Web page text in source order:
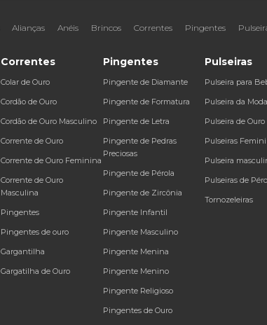
Alianças Anéis Brincos Correntes Pingentes
Correntes
Colar de Ouro
Cordão de Ouro
Cordão de Ouro Masculino
Corrente de Ouro
Corrente de Ouro Feminina
Corrente de Ouro
Masculina
Pingentes
Pingentes de ouro
Gargantilha
Gargatilha de Ouro
Pingentes
Pingente de Diamante
Pingente de Formatura
Pingente de Letra
Pingente de Pedras
Preciosas
Pingente de Pérola
Pingente de Zircônia
Pingente Infantil
Pingente Masculino
Pingente Menina
Pingente Menino
Pingente Religioso
Pingentes de Ouro
Pulseiras
Pulseira para
Pulseira da Moda
Pulseira de Ouro
Pulseiras
Pulseira
Pulseiras de
Tornozeleiras